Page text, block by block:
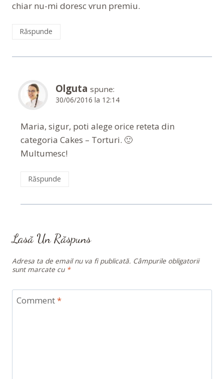
chiar nu-mi doresc vrun premiu.
Răspunde
Olguta spune:
30/06/2016 la 12:14
Maria, sigur, poti alege orice reteta din
categoria Cakes – Torturi. 🙂
Multumesc!
Răspunde
Lasă Un Răspuns
Adresa ta de email nu va fi publicată. Câmpurile obligatorii
sunt marcate cu *
Comment*